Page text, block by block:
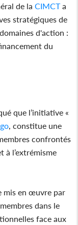
de la CIMCTa
stratégiques de
d'action :
du
que l’initiative «
, constitue une
confrontés
à l’extrémisme
mis en œuvre par
dans le
face aux